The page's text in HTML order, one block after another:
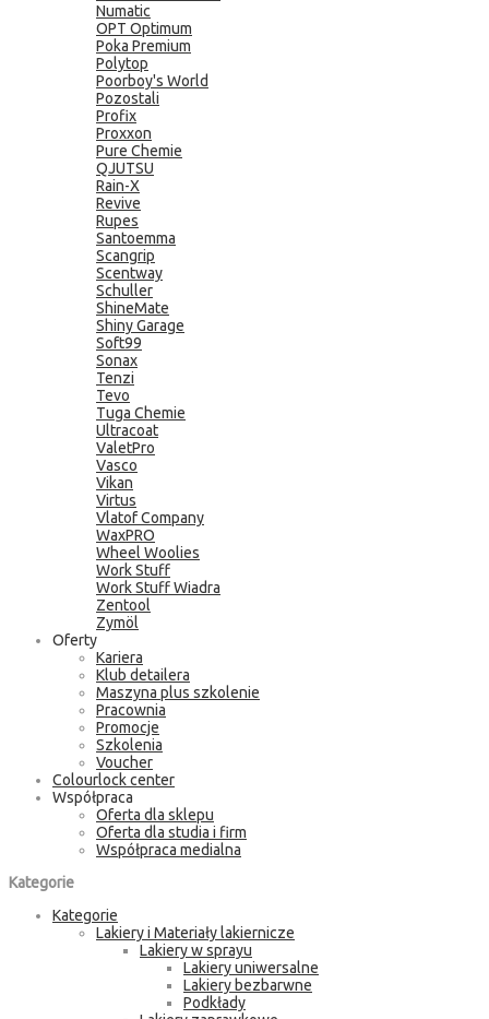
Numatic
OPT Optimum
Poka Premium
Polytop
Poorboy's World
Pozostali
Profix
Proxxon
Pure Chemie
QJUTSU
Rain-X
Revive
Rupes
Santoemma
Scangrip
Scentway
Schuller
ShineMate
Shiny Garage
Soft99
Sonax
Tenzi
Tevo
Tuga Chemie
Ultracoat
ValetPro
Vasco
Vikan
Virtus
Vlatof Company
WaxPRO
Wheel Woolies
Work Stuff
Work Stuff Wiadra
Zentool
Zymöl
Oferty
Kariera
Klub detailera
Maszyna plus szkolenie
Pracownia
Promocje
Szkolenia
Voucher
Colourlock center
Współpraca
Oferta dla sklepu
Oferta dla studia i firm
Współpraca medialna
Kategorie
Kategorie
Lakiery i Materiały lakiernicze
Lakiery w sprayu
Lakiery uniwersalne
Lakiery bezbarwne
Podkłady